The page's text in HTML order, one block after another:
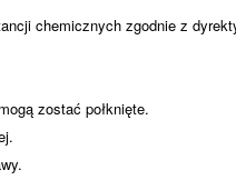
chemicznych zgodnie z
zostać połknięte.